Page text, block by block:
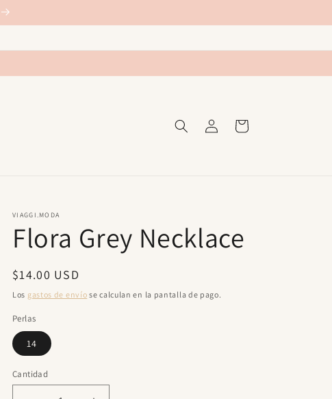
sesión
Carrito
VIAGGI.MODA
Flora Grey Necklace
Precio
habitual
$14.00 USD
Los gastos de envío se calculan en la pantalla de pago.
Perlas
14
Cantidad